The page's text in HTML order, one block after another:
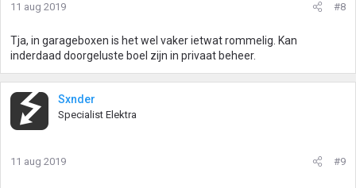
11 aug 2019 #8
Tja, in garageboxen is het wel vaker ietwat rommelig. Kan
inderdaad doorgeluste boel zijn in privaat beheer.
Sxnder
Specialist Elektra
11 aug 2019 #9